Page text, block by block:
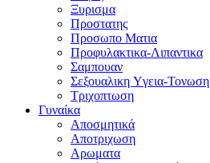
Ξυρισμα
Προστατης
Προσωπο Ματια
Προφυλακτικα-Λιπαντικα
Σαμπουαν
Σεξουαλικη Yγεια-Τονωση
Τριχοπτωση
Γυναίκα
Αποσμητικά
Αποτριχωση
Αρωματα